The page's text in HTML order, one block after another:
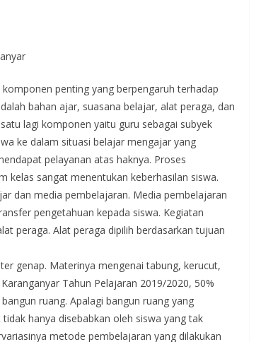
penting yang berpengaruh terhadap
bahan ajar, suasana belajar, alat peraga, dan
lagi komponen yaitu guru sebagai subyek
ke dalam situasi belajar mengajar yang
pelayanan atas haknya. Proses
kelas sangat menentukan keberhasilan siswa.
dan media pembelajaran. Media pembelajaran
pengetahuan kepada siswa. Kegiatan
peraga. Alat peraga dipilih berdasarkan tujuan
genap. Materinya mengenai tabung, kerucut,
Tahun Pelajaran 2019/2020, 50%
ruang. Apalagi bangun ruang yang
hanya disebabkan oleh siswa yang tak
metode pembelajaran yang dilakukan